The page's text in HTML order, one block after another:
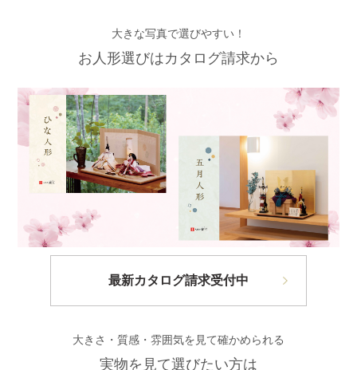
大きな写真で選びやすい！
お人形選びはカタログ請求から
最新カタログ請求受付中
大きさ・質感・雰囲気を見て確かめられる
実物を見て選びたい方は